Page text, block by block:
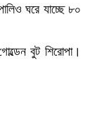
ঘরে যাচ্ছে ৮০
বুট শিরোপা।